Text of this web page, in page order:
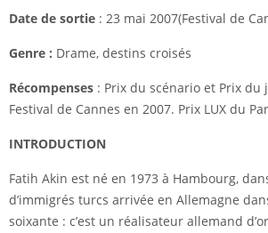
Date de sortie : 23 mai 2007(Festival de
Genre : Drame, destins croisés
Récompenses : Prix du scénario et Prix du
Festival de Cannes en 2007. Prix LUX du
INTRODUCTION
Fatih Akin est né en 1973 à Hambourg,
d’immigrés turcs arrivée en Allemagne
soixante : c’est un réalisateur allemand